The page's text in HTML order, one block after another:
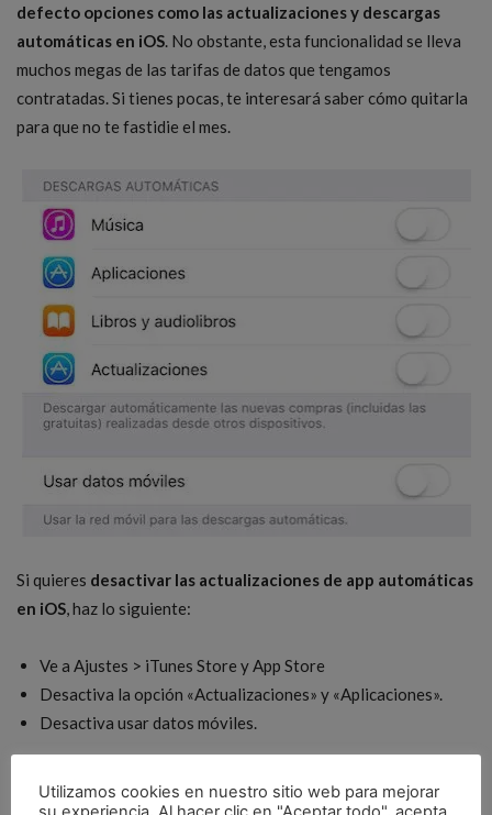
defecto opciones como las actualizaciones y descargas
automáticas en iOS . No obstante, esta funcionalidad se lleva
muchos megas de las tarifas de datos que tengamos
contratadas. Si tienes pocas, te interesará saber cómo quitarla
para que no te fastidie el mes.
Si quieres desactivar las actualizaciones de app automáticas
en iOS , haz lo siguiente:
Ve a Ajustes > iTunes Store y App Store
Desactiva la opción «Actualizaciones» y «Aplicaciones».
Desactiva usar datos móviles.
automática las actualizaciones de las appsen tu iPhone, iPad
Utilizamos cookies en nuestro sitio web para mejorar